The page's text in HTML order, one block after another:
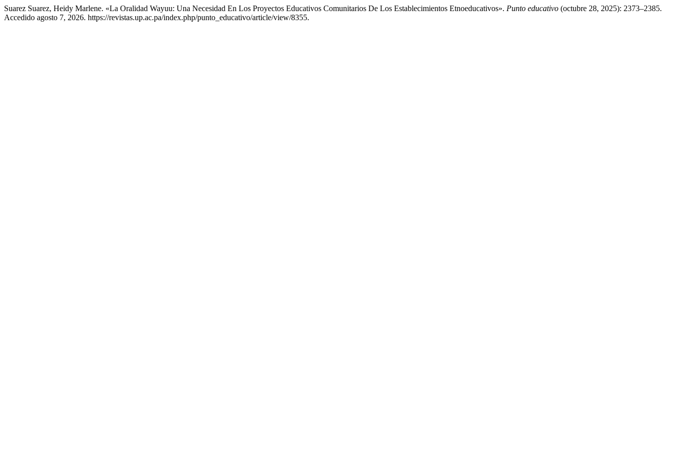
Suarez Suarez, Heidy Marlene. «La Oralidad Wayuu: Una Necesidad En Los Proyectos Educativos Comunitarios De Los Establecimientos Etnoeducativos». Punto educativo (octubre 28, 2025): 2373–2385.
Accedido agosto 7, 2026. https://revistas.up.ac.pa/index.php/punto_educativo/article/view/8355.